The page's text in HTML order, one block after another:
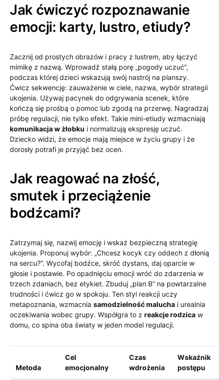
Jak ćwiczyć rozpoznawanie
emocji: karty, lustro, etiudy?
Zacznij od prostych obrazów i pracy z lustrem, aby łączyć
mimikę z nazwą. Wprowadź stałą porę „pogody uczuć”,
podczas której dzieci wskazują swój nastrój na planszy.
Ćwicz sekwencję: zauważenie w ciele, nazwa, wybór strategii
ukojenia. Używaj pacynek do odgrywania scenek, które
kończą się prośbą o pomoc lub zgodą na przerwę. Nagradzaj
próbę regulacji, nie tylko efekt. Takie mini-etiudy wzmacniają
komunikacja w żłobku i normalizują ekspresję uczuć.
Dziecko widzi, że emocje mają miejsce w życiu grupy i że
dorosły potrafi je przyjąć bez ocen.
Jak reagować na złość,
smutek i przeciążenie
bodźcami?
Zatrzymaj się, nazwij emocję i wskaż bezpieczną strategię
ukojenia. Proponuj wybór: „Chcesz kocyk czy oddech z dłonią
na sercu?”. Wycofaj bodźce, skróć dystans, daj oparcie w
głosie i postawie. Po opadnięciu emocji wróć do zdarzenia w
trzech zdaniach, bez etykiet. Zbuduj „plan B” na powtarzalne
trudności i ćwicz go w spokoju. Ten styl reakcji uczy
metapoznania, wzmacnia samodzielność malucha i urealnia
oczekiwania wobec grupy. Współgra to z reakcje rodzica w
domu, co spina oba światy w jeden model regulacji.
Metoda
Cel
emocjonalny
Czas
wdrożenia
Wskaźnik
postępu